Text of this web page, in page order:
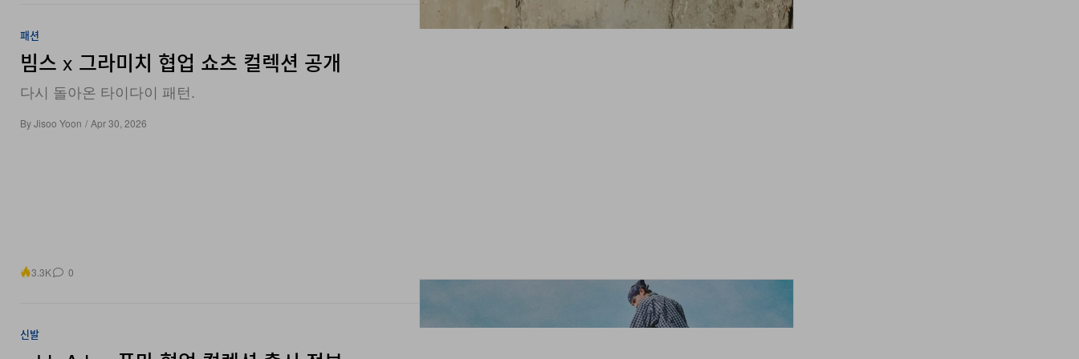
패션
빔스 x 그라미치 협업 쇼츠 컬렉션 공개
다시 돌아온 타이다이 패턴.
ByJisoo Yoon / Apr 30, 2026
3.3K 0
신발